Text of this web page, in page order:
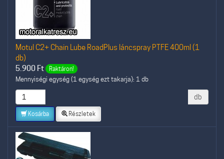
Motul C2+ Chain Lube RoadPlus láncspray PTFE 400ml (1
db)
5.900 Ft Raktáron!
Mennyiségi egység (1 egység ezt takarja): 1 db
db
Kosárba Részletek